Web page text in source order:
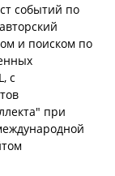
событий по
и поиском по
с
при